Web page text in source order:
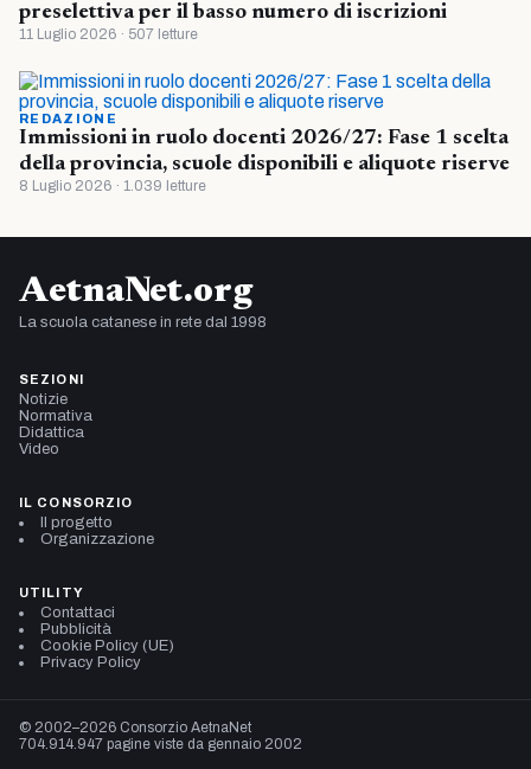
preselettiva per il basso numero di iscrizioni
11 Luglio 2026 · 507 letture
REDAZIONE
Immissioni in ruolo docenti 2026/27: Fase 1 scelta
della provincia, scuole disponibili e aliquote riserve
8 Luglio 2026 · 1.039 letture
AetnaNet.org
La scuola catanese in rete dal 1998
SEZIONI
Notizie
Normativa
Didattica
Video
IL CONSORZIO
Il progetto
Organizzazione
UTILITY
Contattaci
Pubblicità
Cookie Policy (UE)
Privacy Policy
© 2002–2026 Consorzio AetnaNet
704.914.947 pagine viste da gennaio 2002